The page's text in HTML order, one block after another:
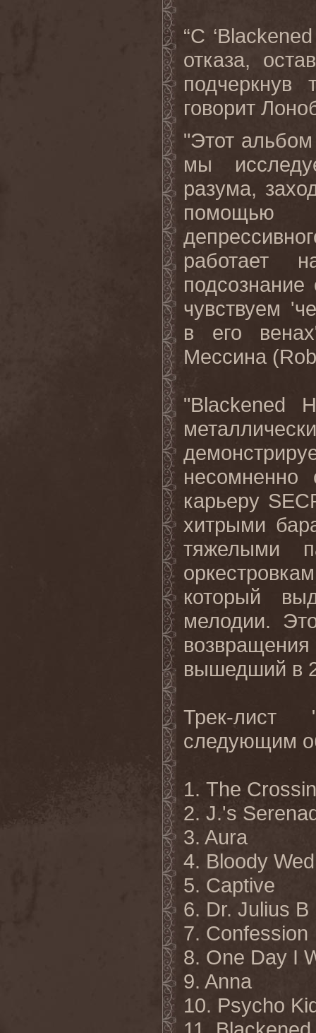
“С ‘Blackened
отказа,
говорит
"Этот
мы
разума,
помощью
работает
подсознание
чувствуем
в его
Мессина (
"Blackened
карьеру
хитрыми
тяжелыми
который
мелодии.
вышедший в
Трек-лист
следующим
1. The
2. J.'s
3. Aura
4. Bloody
5. Captive
6. Dr. Julius B
7. Confession
8. One Day I
9. Anna
10. Psycho